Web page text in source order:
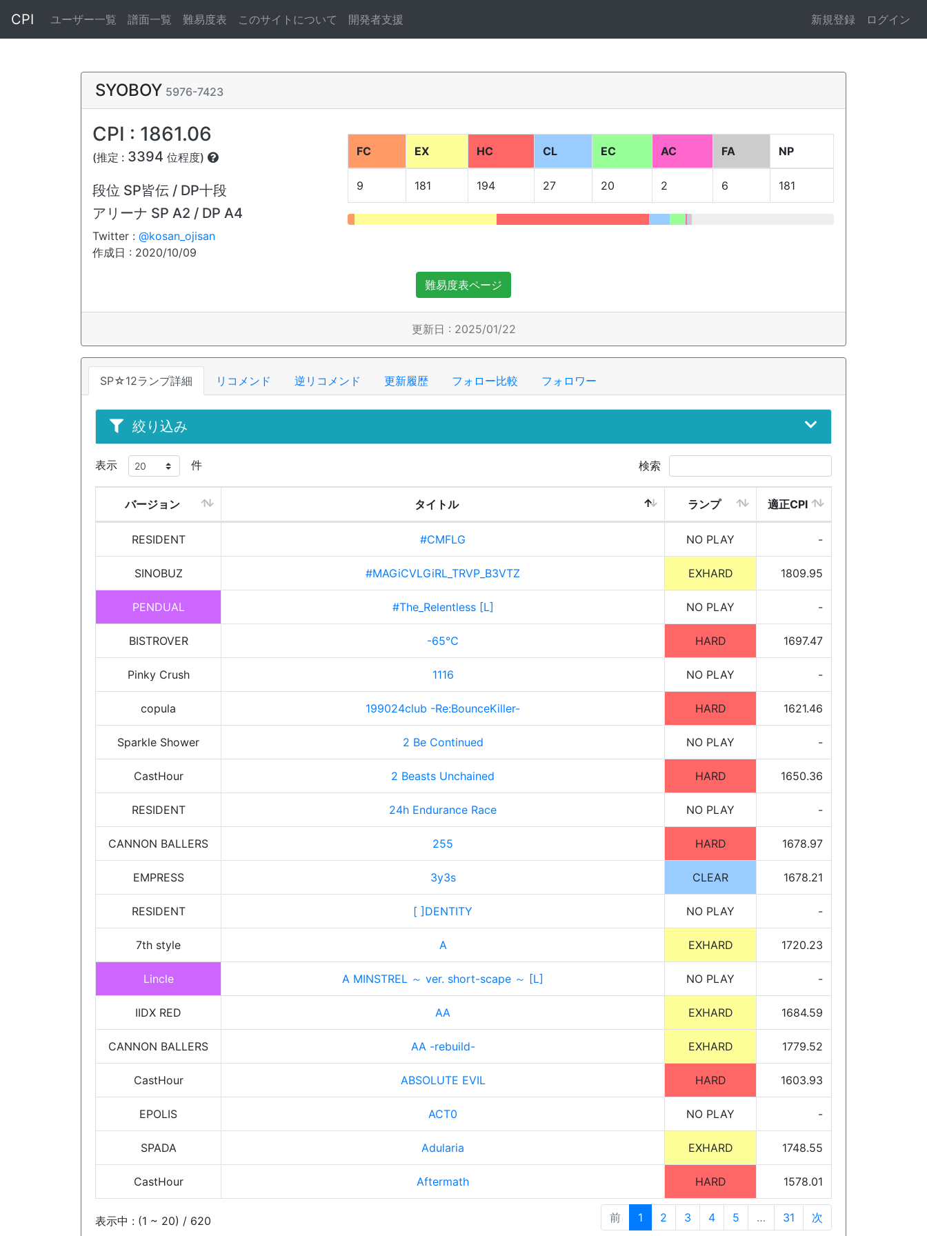
CPI ユーザー一覧 譜面一覧 難易度表 このサイトについて 開発者支援 新規登録 ログイン
SYOBOY 5976-7423
CPI : 1861.06
(推定 : 3394 位程度)
段位 SP皆伝 / DP十段
アリーナ SP A2 / DP A4
Twitter : @kosan_ojisan
作成日 : 2020/10/09
FC EX HC CL EC AC FA NP
9 181 194 27 20 2 6 181
難易度表ページ
更新日 : 2025/01/22
SP☆12ランプ詳細 リコメンド 逆リコメンド 更新履歴 フォロー比較 フォロワー
絞り込み
表示 件 検索
バージョン タイトル ランプ 適正CPI
RESIDENT #CMFLG NO PLAY -
SINOBUZ #MAGiCVLGiRL_TRVP_B3VTZ EXHARD 1809.95
PENDUAL #The_Relentless [L] NO PLAY -
BISTROVER -65℃ HARD 1697.47
Pinky Crush 1116 NO PLAY -
copula 199024club -Re:BounceKiller- HARD 1621.46
Sparkle Shower 2 Be Continued NO PLAY -
CastHour 2 Beasts Unchained HARD 1650.36
RESIDENT 24h Endurance Race NO PLAY -
CANNON BALLERS 255 HARD 1678.97
EMPRESS 3y3s CLEAR 1678.21
RESIDENT [ ]DENTITY NO PLAY -
7th style A EXHARD 1720.23
Lincle A MINSTREL ～ ver. short-scape ～ [L] NO PLAY -
IIDX RED AA EXHARD 1684.59
CANNON BALLERS AA -rebuild- EXHARD 1779.52
CastHour ABSOLUTE EVIL HARD 1603.93
EPOLIS ACT0 NO PLAY -
SPADA Adularia EXHARD 1748.55
CastHour Aftermath HARD 1578.01
表示中 : (1 ~ 20) / 620 前 1 2 3 4 5 … 31 次